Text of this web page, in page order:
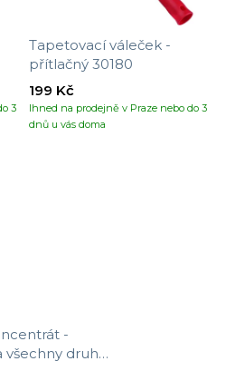
3
Tapetovací váleček -
přítlačný 30180
Ihned na prodejně v Praze nebo do 3
dnů u vás doma
199 Kč
-
všechny druhy